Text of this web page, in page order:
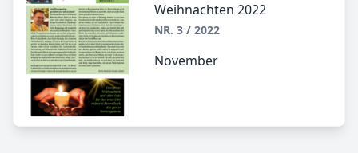
Weihnachten 2022
NR. 3 / 2022
November